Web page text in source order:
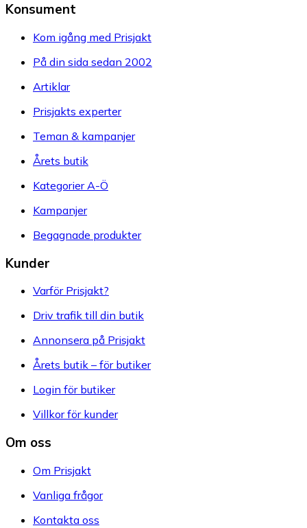
Konsument
Kom igång med Prisjakt
På din sida sedan 2002
Artiklar
Prisjakts experter
Teman & kampanjer
Årets butik
Kategorier A-Ö
Kampanjer
Begagnade produkter
Kunder
Varför Prisjakt?
Driv trafik till din butik
Annonsera på Prisjakt
Årets butik – för butiker
Login för butiker
Villkor för kunder
Om oss
Om Prisjakt
Vanliga frågor
Kontakta oss